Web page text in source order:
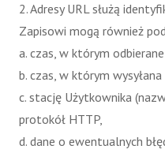
2. Adresy URL służą
Zapisowi mogą również
a. czas, w którym
b. czas, w którym
c. stację Użytkownika
protokół HTTP,
d. dane o ewentualnych